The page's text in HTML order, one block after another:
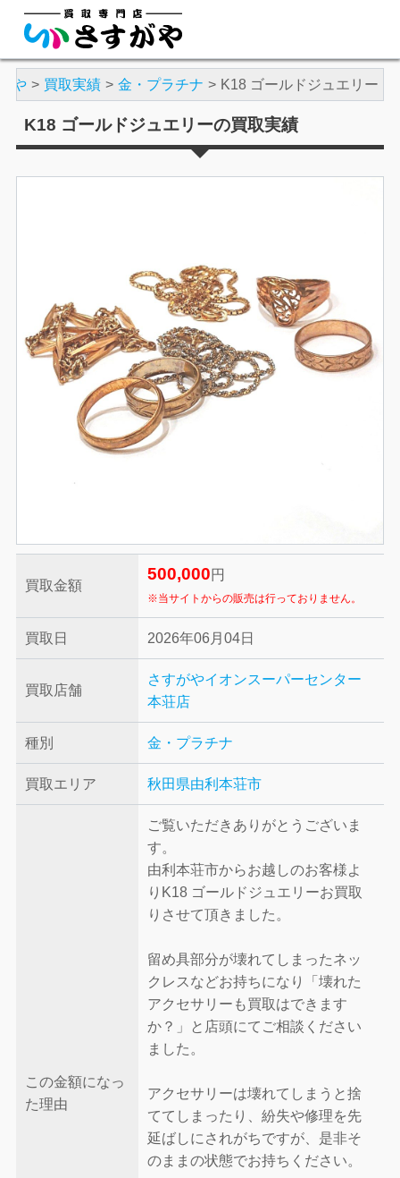
や 買取実績 金・プラチナ K18 ゴールドジュエリー
K18 ゴールドジュエリーの買取実績
買取金額
500,000 円
※当サイトからの販売は行っておりません。
買取日 2026年06月04日
買取店舗
さすがやイオンスーパーセンター
本荘店
種別 金・プラチナ
買取エリア 秋田県由利本荘市
この金額になっ
た理由
ご覧いただきありがとうございま
す。
由利本荘市からお越しのお客様よ
りK18 ゴールドジュエリーお買取
りさせて頂きました。
留め具部分が壊れてしまったネッ
クレスなどお持ちになり「壊れた
アクセサリーも買取はできます
か？」と店頭にてご相談ください
ました。
アクセサリーは壊れてしまうと捨
ててしまったり、紛失や修理を先
延ばしにされがちですが、是非そ
のままの状態でお持ちください。